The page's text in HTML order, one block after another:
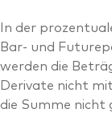
In der
Bar- und
werden die
Derivate nicht
die Summe nicht